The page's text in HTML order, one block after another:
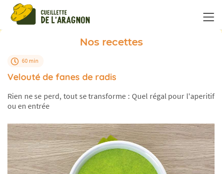
Nos recettes
60 min
Velouté de fanes de radis
Rien ne se perd, tout se transforme : Quel régal pour l'aperitif
ou en entrée
Panneau de gestion des cookies